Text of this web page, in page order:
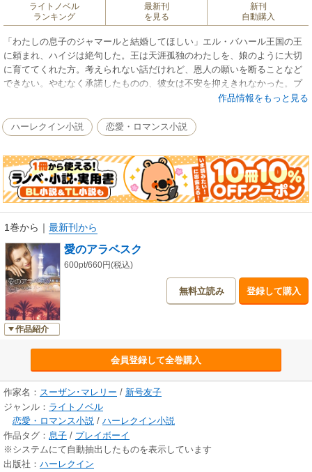
ライトノベル
ランキング
最新刊
を見る
新刊
自動購入
「わたしの息子のジャマールと結婚してほしい」エル・バハール王国の王
に頼まれ、ハイジは絶句した。王は天涯孤独のわたしを、娘のように大切
に育ててくれた方。考えられない話だけれど、恩人の願いを断ることなど
できない。やむなく承諾したものの、彼女は不安を抑えきれなかった。プ
リンス・ジャマールは多くの女性と浮き名を流すプレイボーイ。かたや自
ての役割が果たせるのだろうか？彼に見つめられるだけでも、甘美な拷問
のようなのに……。
作品情報をもっと見る
ハーレクイン小説 恋愛・ロマンス小説
1巻から ｜ 最新刊から
作品紹介
愛のアラベスク
600pt/660円(税込)
無料立読み 登録して購入
会員登録して全巻購入
作家名： スーザン･マレリー / 新号友子
ジャンル： ライトノベル
恋愛・ロマンス小説 / ハーレクイン小説
作品タグ： 息子 / プレイボーイ
※システムにて自動抽出したものを表示しています
出版社： ハーレクイン